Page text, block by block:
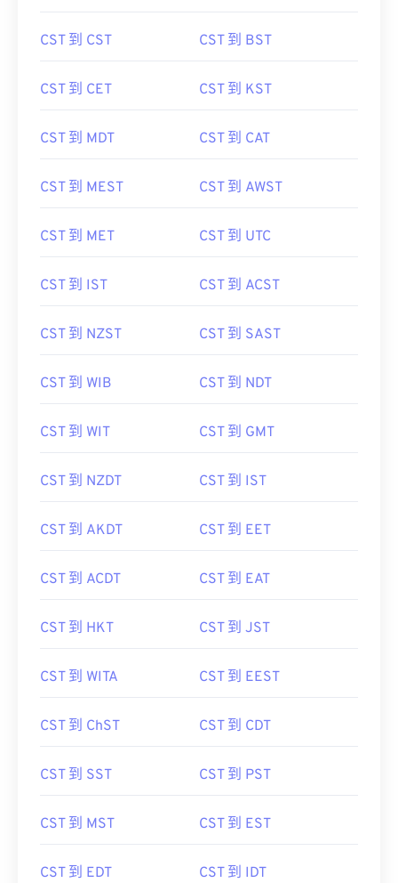
CST 到 CST CST 到 BST
CST 到 CET CST 到 KST
CST 到 MDT CST 到 CAT
CST 到 MEST CST 到 AWST
CST 到 MET CST 到 UTC
CST 到 IST CST 到 ACST
CST 到 NZST CST 到 SAST
CST 到 WIB CST 到 NDT
CST 到 WIT CST 到 GMT
CST 到 NZDT CST 到 IST
CST 到 AKDT CST 到 EET
CST 到 ACDT CST 到 EAT
CST 到 HKT CST 到 JST
CST 到 WITA CST 到 EEST
CST 到 ChST CST 到 CDT
CST 到 SST CST 到 PST
CST 到 MST CST 到 EST
CST 到 EDT CST 到 IDT